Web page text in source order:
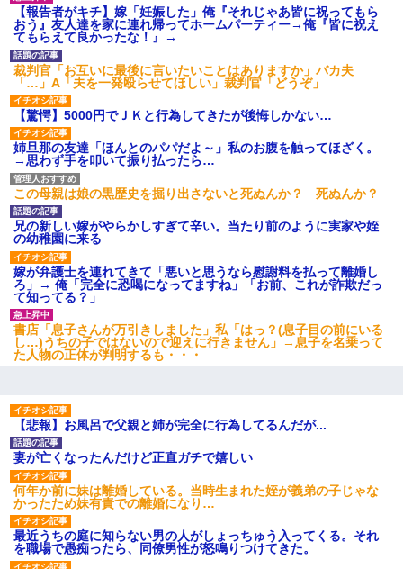
【驚愕】私「今まで育てた分のお金返してね(冗談)」息子「はい、
3000万円」→数年後。私「妹が病気になったから援助して欲し
い」→
夫の友達がBBQを定期的に開催して夫婦で参加してたんだけど、
女性側のリーダーみたいな人に「BBQは友達とやりなよ！」と言
われて…
３２歳俺「ずっと好きでした！！付き合って下さい！」 ２５歳
彼女「うん！！絶対幸せになろうね！！！！」 → ７年後ｗｗ
ｗｗｗ
【報告者がキチ】嫁「妊娠した」俺『それじゃあ皆に祝ってもら
おう』友人達を家に連れ帰ってホームパーティー→俺『皆に祝え
てもらえて良かったな！』→
裁判官「お互いに最後に言いたいことはありますか」バカ夫
「…」A「夫を一発殴らせてほしい」裁判官「どうぞ」
【驚愕】5000円でＪＫと行為してきたが後悔しかない…
姉旦那の友達「ほんとのパパだよ～」私のお腹を触ってほざく。
→思わず手を叩いて振り払ったら…
この母親は娘の黒歴史を掘り出さないと死ぬんか？ 死ぬんか？
兄の新しい嫁がやらかしすぎて辛い。当たり前のように実家や姪
の幼稚園に来る
嫁が弁護士を連れてきて「悪いと思うなら慰謝料を払って離婚し
ろ」→ 俺「完全に恐喝になってますね」「お前、これが詐欺だっ
て知ってる？」
書店「息子さんが万引きしました」私「はっ？(息子目の前にいる
し…)うちの子ではないので迎えに行きません」→息子を名乗って
た人物の正体が判明するも・・・
【悲報】お風呂で父親と姉が完全に行為してるんだが...
妻が亡くなったんだけど正直ガチで嬉しい
何年か前に妹は離婚している。当時生まれた姪が義弟の子じゃな
かったため妹有責での離婚になり…
最近うちの庭に知らない男の人がしょっちゅう入ってくる。それ
を職場で愚痴ったら、同僚男性が怒鳴りつけてきた。